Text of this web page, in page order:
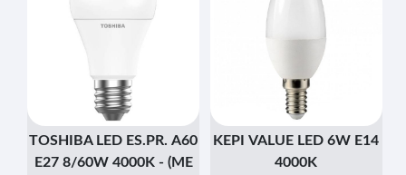
TOSHIBA LED ES.PR. Α60
E27 8/60W 4000K - (ΜΕ
ΚΕΡΙ VALUE LED 6W Ε14
4000Κ